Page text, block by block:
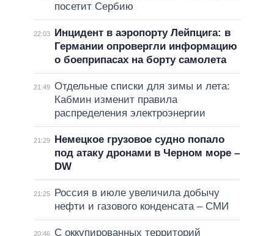
посетит Сербию
22:03
Инцидент в аэропорту Лейпцига: в
Германии опровергли информацию
о боеприпасах на борту самолета
21:49 Отдельные списки для зимы и лета:
Кабмин изменит правила
распределения электроэнергии
21:29
Немецкое грузовое судно попало
под атаку дронами в Черном море –
DW
21:25
Россия в июле увеличила добычу
нефти и газового конденсата – СМИ
20:46 С оккупированных территорий